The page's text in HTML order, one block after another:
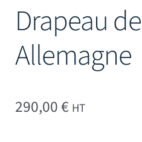
Drapeau
Allemagne
290,00€ HT